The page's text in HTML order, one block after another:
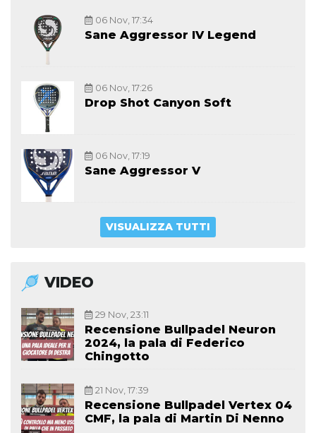
06 Nov, 17:34
Sane Aggressor IV Legend
06 Nov, 17:26
Drop Shot Canyon Soft
06 Nov, 17:19
Sane Aggressor V
VISUALIZZA TUTTI
VIDEO
29 Nov, 23:11
Recensione Bullpadel Neuron
2024, la pala di Federico
Chingotto
21 Nov, 17:39
Recensione Bullpadel Vertex 04
CMF, la pala di Martin Di Nenno